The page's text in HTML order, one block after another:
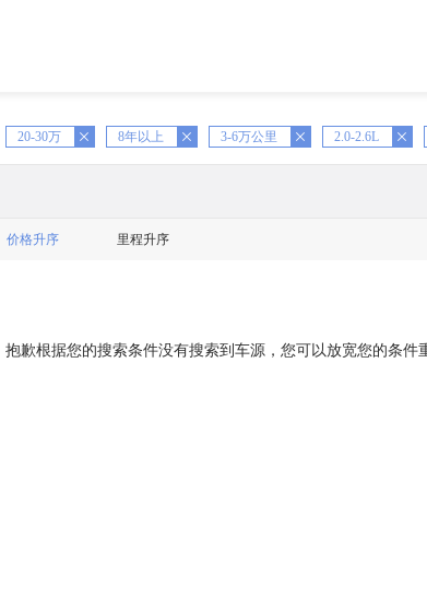
20-30万 8年以上
X 3-6万公里 2.0-2.6L
X X
价格升序 里程升序
抱歉根据您的搜索条件没有搜索到车源，您可以放宽您的条件